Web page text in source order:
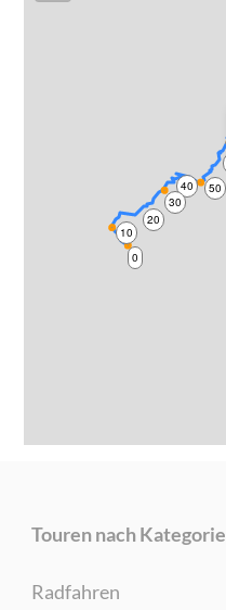
0
10
20
30
40 50
Touren nach Kategorie
Radfahren